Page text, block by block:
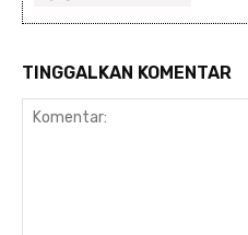
TINGGALKAN KOMENTAR